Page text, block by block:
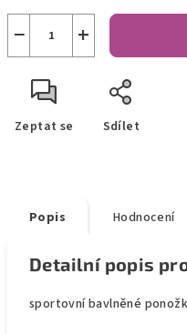
+
−
Zeptat se Sdílet
Popis Hodnocení
Detailní popis
sportovní bavlněné